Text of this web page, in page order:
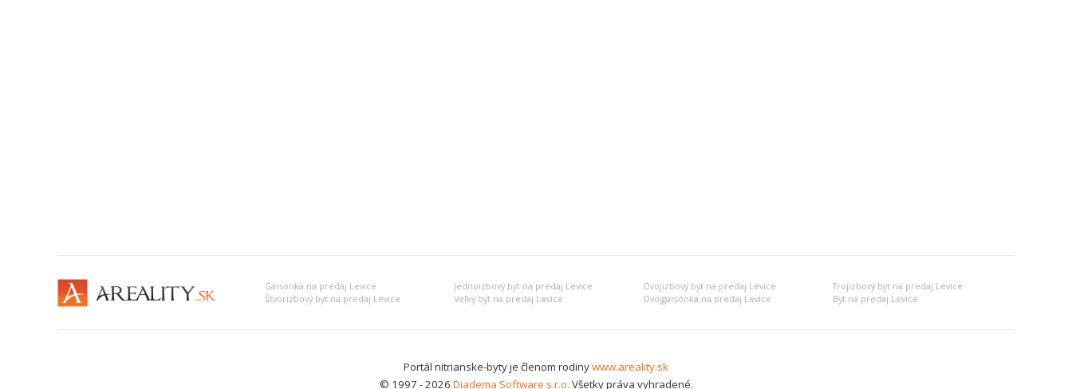
Garsónka na predaj Levice Jednoizbový byt na predaj Levice Dvojizbový byt na predaj Levice
Trojizbový byt na predaj Levice
Štvorizbový byt na predaj Levice
Veľký byt na predaj Levice Dvojgarsónka na predaj Levice Byt na predaj Levice
Portál nitrianske-byty je členom rodinywww.areality.sk
© 1997 - 2026 Diadema Software s.r.o. Všetky práva vyhradené.